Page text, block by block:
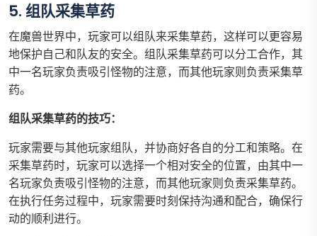
5. 组队采集草药
在魔兽世界中，玩家可以组队来采集草药，这样可以更容易
地保护自己和队友的安全。组队采集草药可以分工合作，其
中一名玩家负责吸引怪物的注意，而其他玩家则负责采集草
药。
组队采集草药的技巧：
玩家需要与其他玩家组队，并协商好各自的分工和策略。在
采集草药时，玩家可以选择一个相对安全的位置，由其中一
名玩家负责吸引怪物的注意，而其他玩家则负责采集草药。
在执行任务过程中，玩家需要时刻保持沟通和配合，确保行
动的顺利进行。